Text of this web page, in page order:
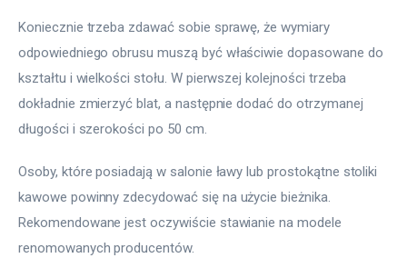
Koniecznie trzeba zdawać sobie sprawę, że wymiary
odpowiedniego obrusu muszą być właściwie dopasowane do
kształtu i wielkości stołu. W pierwszej kolejności trzeba
dokładnie zmierzyć blat, a następnie dodać do otrzymanej
długości i szerokości po 50 cm.
Osoby, które posiadają w salonie ławy lub prostokątne stoliki
kawowe powinny zdecydować się na użycie bieżnika.
Rekomendowane jest oczywiście stawianie na modele
renomowanych producentów.